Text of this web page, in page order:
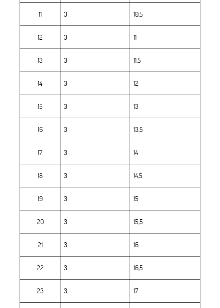
11 3 10,5
12 3 11
13 3 11,5
14 3 12
15 3 13
16 3 13,5
17 3 14
18 3 14,5
19 3 15
20 3 15,5
21 3 16
22 3 16,5
23 3 17